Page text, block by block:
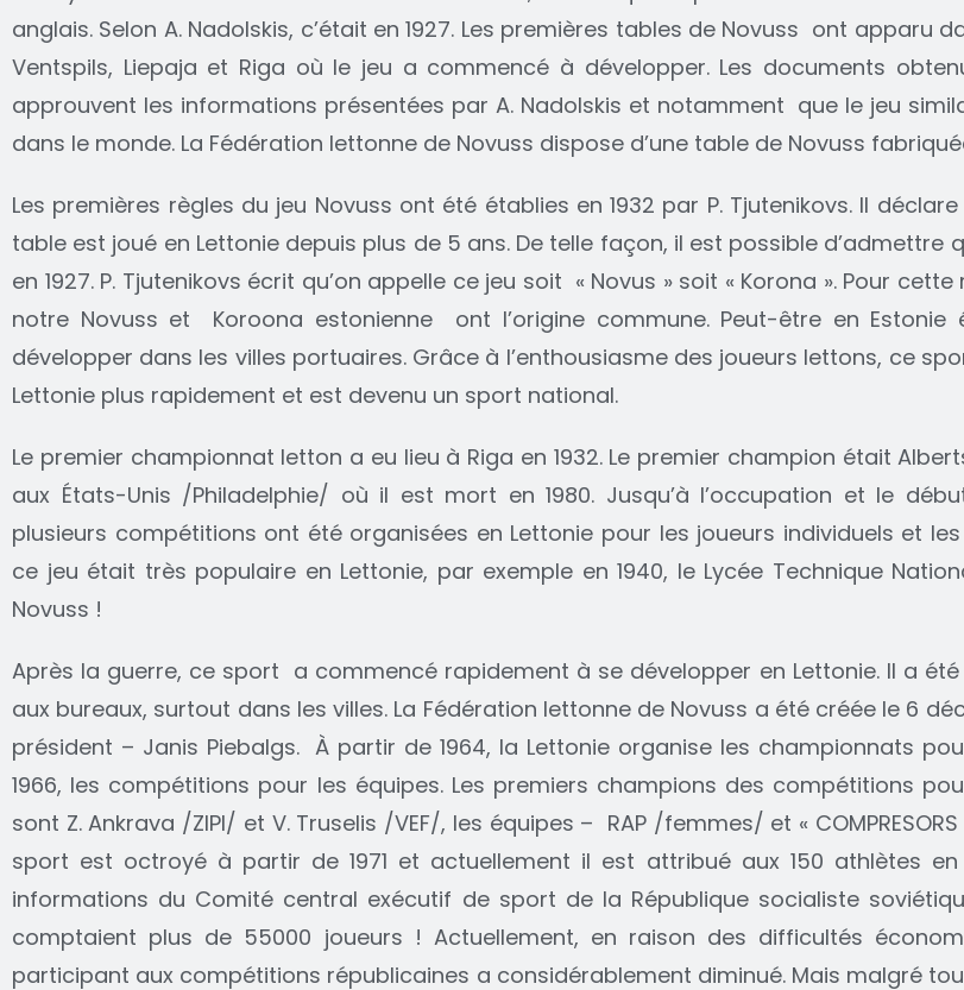
anglais. Selon A. Nadolskis, c’était en 1927. Les premières tables de Novuss ont apparu
Ventspils, Liepaja et Riga où le jeu a commencé à développer. Les documents
approuvent les informations présentées par A. Nadolskis et notamment que le jeu
dans le monde. La Fédération lettonne de Novuss dispose d’une table de Novuss
Les premières règles du jeu Novuss ont été établies en 1932 par P. Tjutenikovs. Il
table est joué en Lettonie depuis plus de 5 ans. De telle façon, il est possible d’admettre
en 1927. P. Tjutenikovs écrit qu’on appelle ce jeu soit « Novus » soit « Korona ». Pour
notre Novuss et Koroona estonienne ont l’origine commune. Peut-être en
développer dans les villes portuaires. Grâce à l’enthousiasme des joueurs lettons, ce
Lettonie plus rapidement et est devenu un sport national.
Le premier championnat letton a eu lieu à Riga en 1932. Le premier champion était
aux États-Unis /Philadelphie/ où il est mort en 1980. Jusqu’à l’occupation et le
plusieurs compétitions ont été organisées en Lettonie pour les joueurs individuels et
ce jeu était très populaire en Lettonie, par exemple en 1940, le Lycée Technique
Novuss !
Après la guerre, ce sport a commencé rapidement à se développer en Lettonie. Il a
aux bureaux, surtout dans les villes. La Fédération lettonne de Novuss a été créée le 6
président – Janis Piebalgs. À partir de 1964, la Lettonie organise les championnats
1966, les compétitions pour les équipes. Les premiers champions des compétitions
sont Z. Ankrava /ZIPI/ et V. Truselis /VEF/, les équipes – RAP /femmes/ et «
sport est octroyé à partir de 1971 et actuellement il est attribué aux 150 athlètes en
informations du Comité central exécutif de sport de la République socialiste
comptaient plus de 55000 joueurs ! Actuellement, en raison des difficultés
participant aux compétitions républicaines a considérablement diminué. Mais malgré